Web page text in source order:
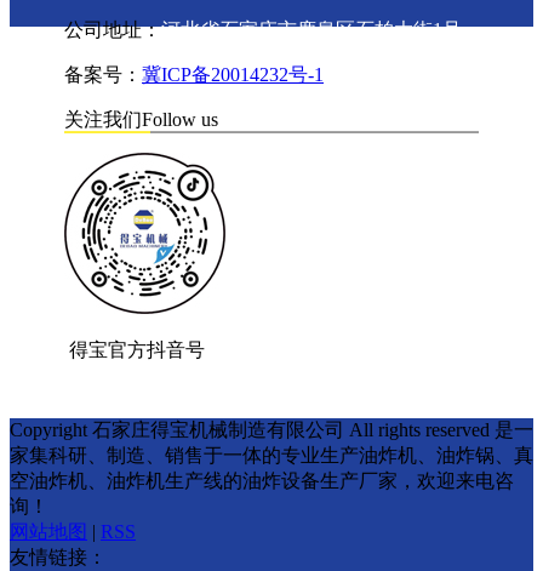
公司地址：河北省石家庄市鹿泉区石柏大街1号
备案号： 冀ICP备20014232号-1
关注我们Follow us
得宝官方抖音号
Copyright 石家庄得宝机械制造有限公司 All rights reserved 是一
家集科研、制造、销售于一体的专业生产油炸机、油炸锅、真
空油炸机、油炸机生产线的油炸设备生产厂家，欢迎来电咨
询！
网站地图 | RSS
友情链接：